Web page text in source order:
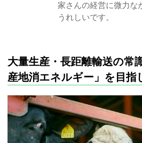
家さんの経営に微力な
うれしいです。
大量生産・長距離輸送の常
産地消エネルギー」を目指